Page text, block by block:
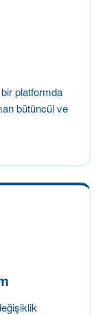
platformda
bütüncül ve